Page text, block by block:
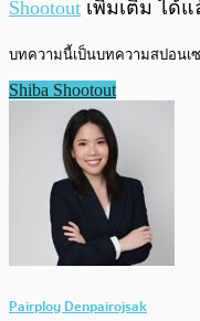
Shootout เพิ่มเติม ได้แ
บทความนี้เป็นบทความสปอนเ
Shiba Shootout
Pairploy Denpairojsak